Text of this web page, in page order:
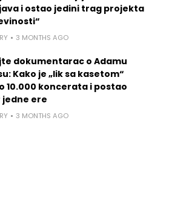
i ostao jedini trag projekta
3 MONTHS AGO
dokumentarac o Adamu
Kako je „lik sa kasetom“
10.000 koncerata i postao
ere
3 MONTHS AGO